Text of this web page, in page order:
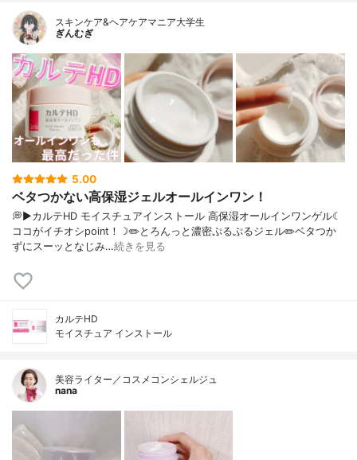
スキンケア&ヘアケアマニア大学生
ぎんむぎ
5.00
ベタつかない高保湿ジェルオールインワン！
💭▶️カルテHD モイスチュアインストール 高保湿オールインワンゲル☾
ココがイチオシpoint！☽✏️とろんっと濃密ぷるぷるジェル✏️ベタつか
ずにスーッとなじみ…続きを見る
カルテHD
モイスチュア インストール
美容ライター／コスメコンシェルジュ
nana